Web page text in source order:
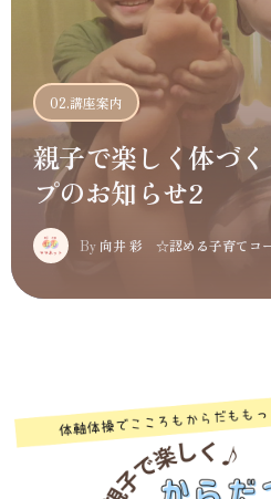
02.講座案内
親子で楽しく体づ
プのお知らせ2
By 向井 彩 ☆認める子育てコ